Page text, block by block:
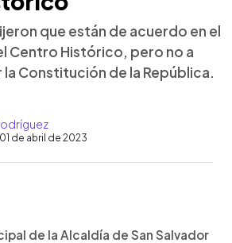
que están de acuerdo en el
Centro Histórico, pero no a
Constitución de la República.
de abril de 2023
artículode la Alcaldía de San Salvador